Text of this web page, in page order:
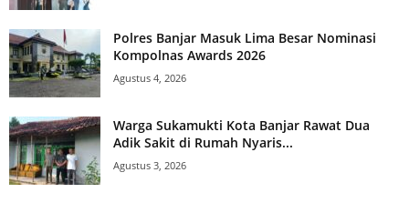
Polres Banjar Masuk Lima Besar Nominasi
Kompolnas Awards 2026
Agustus 4, 2026
Warga Sukamukti Kota Banjar Rawat Dua
Adik Sakit di Rumah Nyaris...
Agustus 3, 2026